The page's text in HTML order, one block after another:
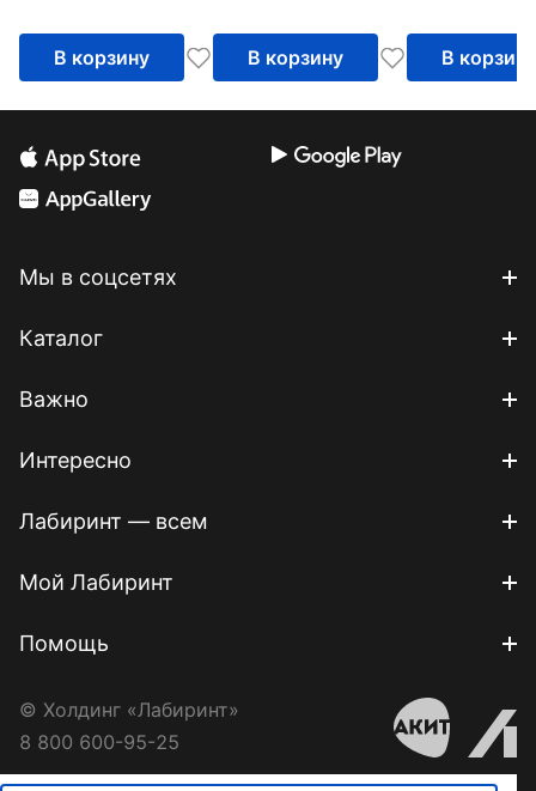
В корзину В корзину В корзину
Мы в соцсетях
Каталог
Важно
Интересно
Лабиринт — всем
Мой Лабиринт
Помощь
© Холдинг «Лабиринт»
8 800 600-95-25